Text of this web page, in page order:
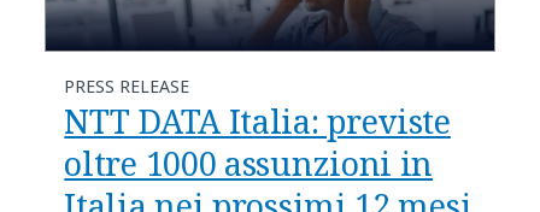
PRESS RELEASE
NTT DATA Italia: previste
oltre 1000 assunzioni in